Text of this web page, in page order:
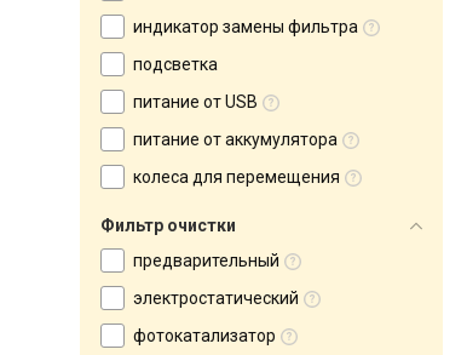
индикатор замены фильтра
подсветка
питание от USB
питание от аккумулятора
колеса для перемещения
Фильтр очистки
предварительный
электростатический
фотокатализатор